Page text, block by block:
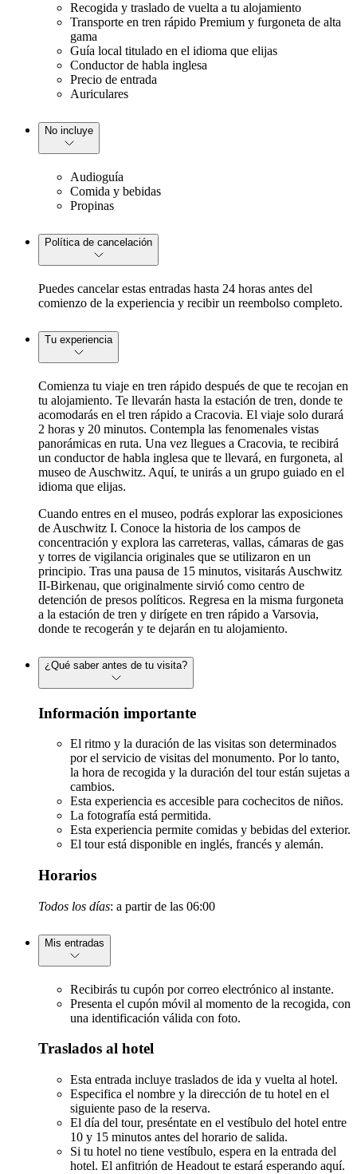
Recogida y traslado de vuelta a tu alojamiento
Transporte en tren rápido Premium y furgoneta de alta
gama
Guía local titulado en el idioma que elijas
Conductor de habla inglesa
Precio de entrada
Auriculares
No incluye
Audioguía
Comida y bebidas
Propinas
Política de cancelación
Puedes cancelar estas entradas hasta 24 horas antes del
comienzo de la experiencia y recibir un reembolso completo.
Tu experiencia
Comienza tu viaje en tren rápido después de que te recojan en
tu alojamiento. Te llevarán hasta la estación de tren, donde te
acomodarás en el tren rápido a Cracovia. El viaje solo durará
2 horas y 20 minutos. Contempla las fenomenales vistas
panorámicas en ruta. Una vez llegues a Cracovia, te recibirá
un conductor de habla inglesa que te llevará, en furgoneta, al
museo de Auschwitz. Aquí, te unirás a un grupo guiado en el
idioma que elijas.
Cuando entres en el museo, podrás explorar las exposiciones
de Auschwitz I. Conoce la historia de los campos de
concentración y explora las carreteras, vallas, cámaras de gas
y torres de vigilancia originales que se utilizaron en un
principio. Tras una pausa de 15 minutos, visitarás Auschwitz
II-Birkenau, que originalmente sirvió como centro de
detención de presos políticos. Regresa en la misma furgoneta
a la estación de tren y dirígete en tren rápido a Varsovia,
donde te recogerán y te dejarán en tu alojamiento.
¿Qué saber antes de tu visita?
Información importante
El ritmo y la duración de las visitas son determinados
por el servicio de visitas del monumento. Por lo tanto,
la hora de recogida y la duración del tour están sujetas a
cambios.
Esta experiencia es accesible para cochecitos de niños.
La fotografía está permitida.
Esta experiencia permite comidas y bebidas del exterior.
El tour está disponible en inglés, francés y alemán.
Horarios
Todos los días: a partir de las 06:00
Mis entradas
Recibirás tu cupón por correo electrónico al instante.
Presenta el cupón móvil al momento de la recogida, con
una identificación válida con foto.
Traslados al hotel
Esta entrada incluye traslados de ida y vuelta al hotel.
Especifica el nombre y la dirección de tu hotel en el
siguiente paso de la reserva.
El día del tour, preséntate en el vestíbulo del hotel entre
10 y 15 minutos antes del horario de salida.
Si tu hotel no tiene vestíbulo, espera en la entrada del
hotel. El anfitrión de Headout te estará esperando aquí.